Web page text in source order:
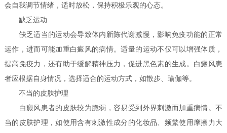
会自我调节情绪，适时放松，保持积极乐观的心态。
缺乏运动
缺乏适当的运动会导致体内新陈代谢减慢，影响免疫功能的正常
运作，进而可能加重白癜风的病情。适量的运动不仅可以增强体质，
提高免疫力，还有助于缓解精神压力，促进黑色素的生成。白癜风患
者应根据自身情况，选择适合的运动方式，如散步、瑜伽等。
不当的皮肤护理
白癜风患者的皮肤较为脆弱，容易受到外界刺激而加重病情。不
当的皮肤护理，如使用含有刺激性成分的化妆品、频繁使用摩擦力大